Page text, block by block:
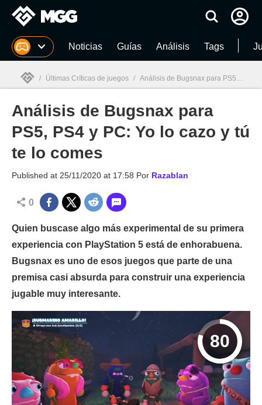
MGG Noticias Guías Análisis Tags
MGG
/ Últimas Críticas de juegos / Análisis de Bugsnax para PS5, PS4 y PC: Yo lo cazo y tú te lo comes
Análisis de Bugsnax para
PS5, PS4 y PC: Yo lo cazo y tú
te lo comes
Published at 25/11/2020 at 17:58 Por Razablan
0
Quien buscase algo más experimental de su primera
experiencia con PlayStation 5 está de enhorabuena.
Bugsnax es uno de esos juegos que parte de una
premisa casi absurda para construir una experiencia
jugable muy interesante.
80